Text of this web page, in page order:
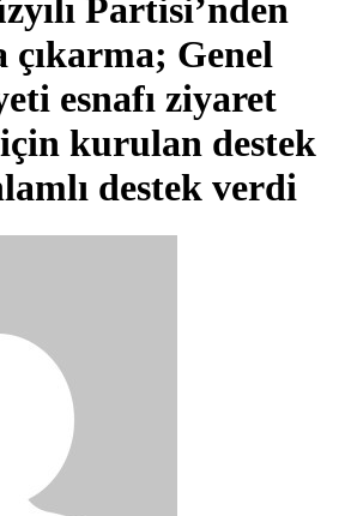
Partisi’nden
çıkarma; Genel
esnafı ziyaret
kurulan destek
destek verdi